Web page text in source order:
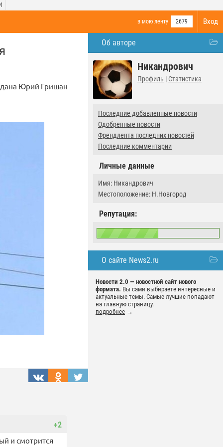
Вход
в мою ленту 2679
Об авторе
Никандрович
Профиль | Статистика
Последние добавленные новости
Одобренные новости
Френдлента последних новостей
Последние комментарии
Личные данные
Имя: Никандрович
Местоположение: Н.Новгород
Репутация:
О сайте News2.ru
Новости 2.0 — новостной сайт нового
формата. Вы сами выбираете интересные и
актуальные темы. Самые лучшие попадают
на главную страницу.
подробнее →
Юрий Гришан
+2
и смотрится